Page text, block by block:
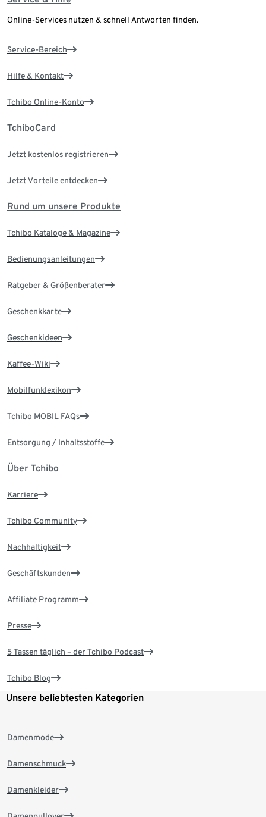
Online-Services nutzen & schnell Antworten finden.
Service-Bereich
Hilfe & Kontakt
Tchibo Online-Konto
TchiboCard
Jetzt kostenlos registrieren
Jetzt Vorteile entdecken
Rund um unsere Produkte
Tchibo Kataloge & Magazine
Bedienungsanleitungen
Ratgeber & Größenberater
Geschenkkarte
Geschenkideen
Kaffee-Wiki
Mobilfunklexikon
Tchibo MOBIL FAQs
Entsorgung / Inhaltsstoffe
Über Tchibo
Karriere
Tchibo Community
Nachhaltigkeit
Geschäftskunden
Affiliate Programm
Presse
5 Tassen täglich – der Tchibo Podcast
Tchibo Blog
Unsere beliebtesten Kategorien
Damenmode
Damenschmuck
Damenkleider